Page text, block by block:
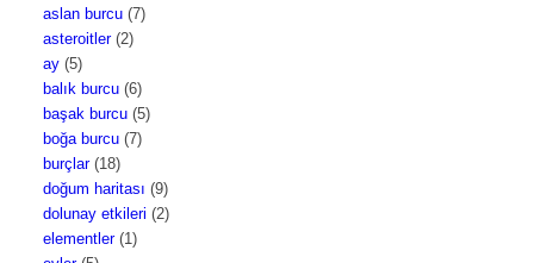
aslan burcu (7)
asteroitler(2)
ay (5)
balık burcu (6)
başak burcu (5)
boğa burcu (7)
burçlar(18)
doğum haritası (9)
dolunay etkileri (2)
elementler(1)